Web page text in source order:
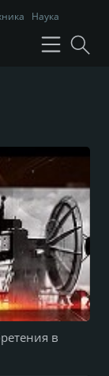
Наука
в